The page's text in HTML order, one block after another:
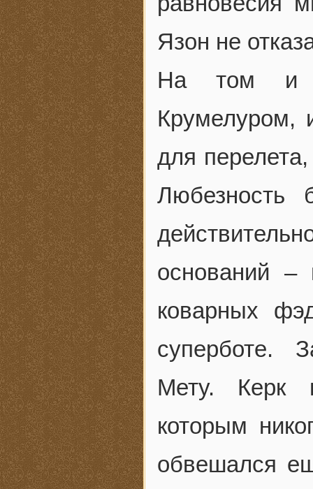
Язон не
На том и
Крумелуром,
для
Любезность
оснований –
коварных
суперботе.
Мету. Керк
которым
обвешался